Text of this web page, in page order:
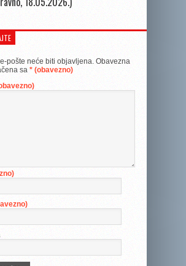
pošte neće biti objavljena. Obavezna
sa * (obavezno)